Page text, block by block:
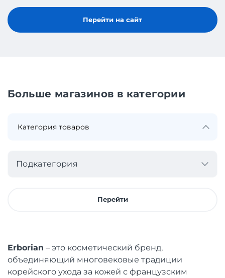
Перейти на сайт
Больше магазинов в категории
Подкатегория
Перейти
Erborian – это косметический бренд,
объединяющий многовековые традиции
корейского ухода за кожей с французским